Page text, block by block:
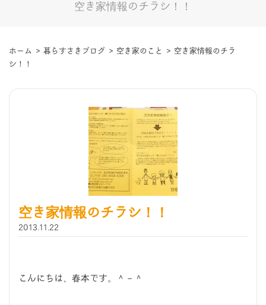
空き家情報のチラシ！！
ホーム > 暮らすさきブログ > 空き家のこと > 空き家情報のチラ
シ！！
空き家情報のチラシ！！
2013.11.22
こんにちは、春本です。＾－＾